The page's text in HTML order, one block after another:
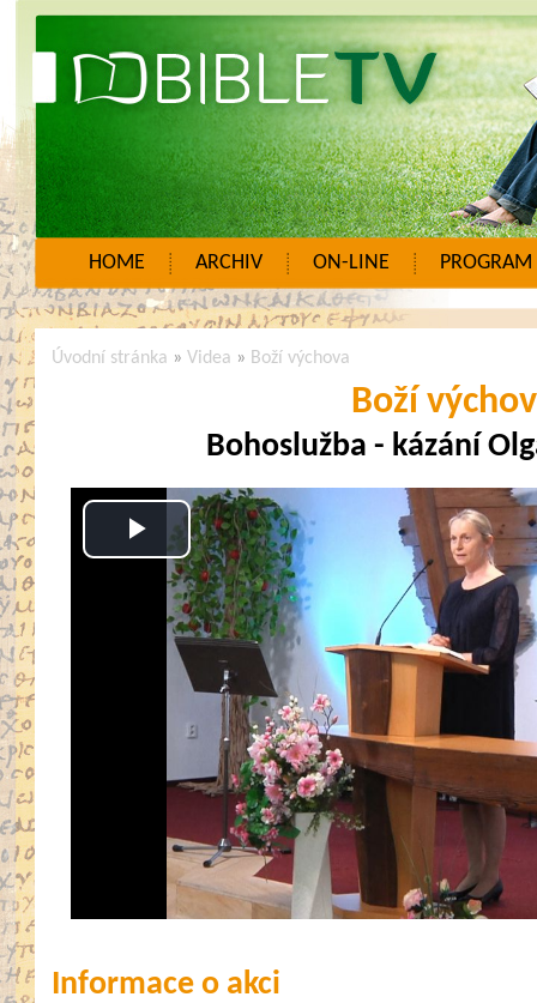
HOME ARCHIV ON-LINE PROGRAM
Úvodní stránka » Videa » Boží výchova
Boží
Bohoslužba - kázání
Play
Video
Informace o akci